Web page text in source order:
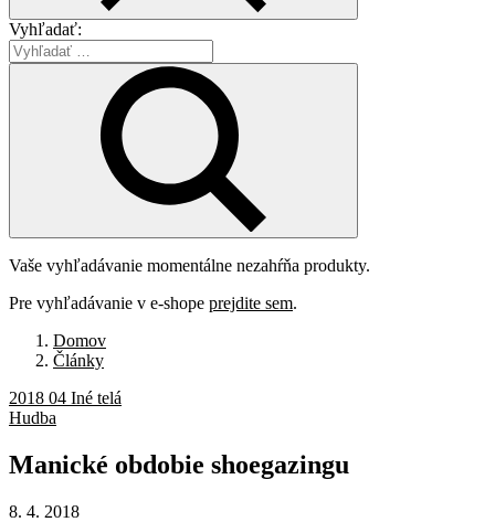
Vyhľadať:
Vaše vyhľadávanie momentálne nezahŕňa produkty.
Pre vyhľadávanie v e-shope prejdite sem.
Domov
Články
2018 04 Iné telá
Hudba
Manické obdobie shoegazingu
8. 4. 2018